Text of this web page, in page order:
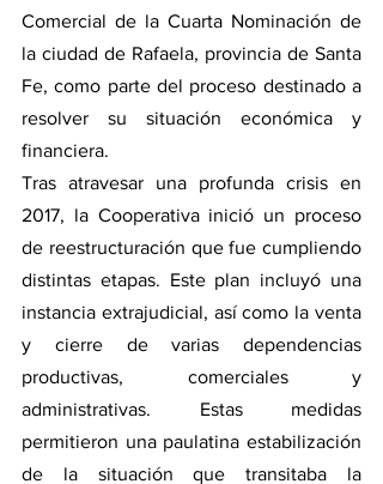
Comercial de la Cuarta Nominación de
la ciudad de Rafaela, provincia de Santa
Fe, como parte del proceso destinado a
resolver su situación económica y
financiera.
Tras atravesar una profunda crisis en
2017, la Cooperativa inició un proceso
de reestructuración que fue cumpliendo
distintas etapas. Este plan incluyó una
instancia extrajudicial, así como la venta
y cierre de varias dependencias
productivas, comerciales y
administrativas. Estas medidas
permitieron una paulatina estabilización
de la situación que transitaba la